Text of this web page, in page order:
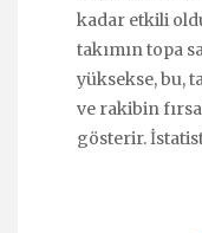
kadar etkili
takımın topa
yüksekse, bu,
ve rakibin
gösterir.